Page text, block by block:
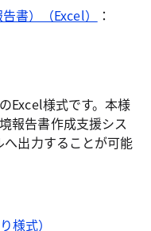
書）（Excel）
：
Excel様式です。本様
報告書作成支援シス
出力することが可能
様式）